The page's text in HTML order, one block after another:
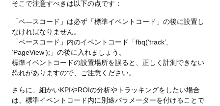
そこで注意すべきは以下の点です：
「ベ—スコード」は必ず「標準イベントコード」の後に設置し
なければなりません。
「ベースコード」内のイベントコード「fbq(‘track’,
‘PageView’);」の後に入れましょう。
標準イベントコードの設置場所を誤ると、正しく計測できない
恐れがありますので、ご注意ください。
さらに、細かいKPIやROIの分析やトラッキングをしたい場合
は、標準イベントコード内に別途パラメーターを付けることで